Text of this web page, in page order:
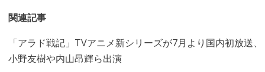
関連記事
「アラド戦記」TVアニメ新シリーズが7月より国内初放送、
小野友樹や内山昂輝ら出演